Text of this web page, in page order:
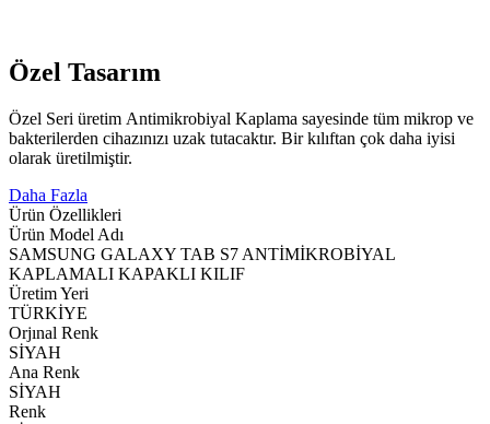
Özel Tasarım
Özel Seri üretim Antimikrobiyal Kaplama sayesinde tüm mikrop ve
bakterilerden cihazınızı uzak tutacaktır. Bir kılıftan çok daha iyisi
olarak üretilmiştir.
Daha Fazla
Ürün Özellikleri
Ürün Model Adı
SAMSUNG GALAXY TAB S7 ANTİMİKROBİYAL
KAPLAMALI KAPAKLI KILIF
Üretim Yeri
TÜRKİYE
Orjınal Renk
SİYAH
Ana Renk
SİYAH
Renk